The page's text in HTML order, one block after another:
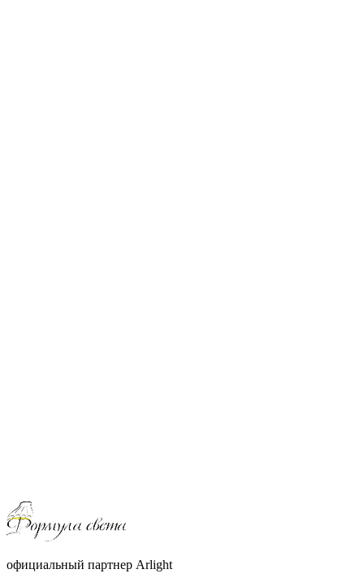
официальный партнер Arlight